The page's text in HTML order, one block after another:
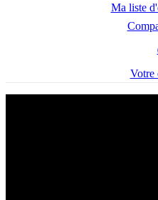
Ma liste
Votre